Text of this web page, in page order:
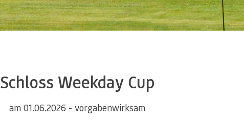
Schloss Weekday Cup
am 01.06.2026 - vorgabenwirksam